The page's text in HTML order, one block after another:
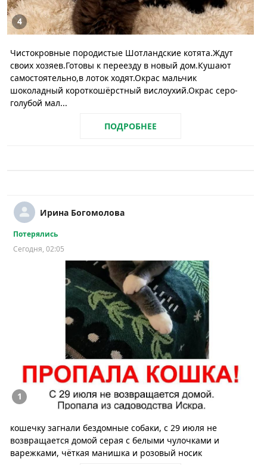
4
Чистокровные породистые Шотландские котята.Ждут
своих хозяев.Готовы к переезду в новый дом.Кушают
самостоятельно,в лоток ходят.Окрас мальчик
шоколадный короткошёрстный вислоухий.Окрас серо-
голубой мал...
ПОДРОБНЕЕ
Ирина Богомолова
Потерялись
Сегодня, 02:05
1
кошечку загнали бездомные собаки, с 29 июля не
возвращается домой серая с белыми чулочками и
варежками, чёткая манишка и розовый носик